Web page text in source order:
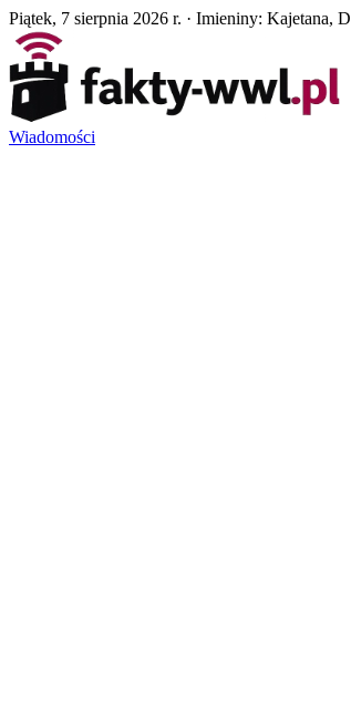
Piątek, 7 sierpnia 2026 r. · Imieniny: Kajetana,
Wiadomości